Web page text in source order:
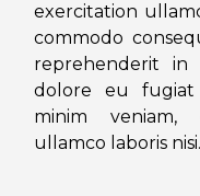
exercitation
commodo
reprehenderit in
dolore eu
minim veniam,
ullamco laboris nisi.